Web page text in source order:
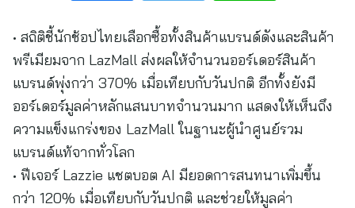
• สถิติชี้นักช้อปไทยเลือกซื้อทั้งสินค้าแบรนด์ดังและสินค้า
พรีเมียมจาก LazMall ส่งผลให้จำนวนออร์เดอร์สินค้า
แบรนด์พุ่งกว่า 370% เมื่อเทียบกับวันปกติ อีกทั้งยังมี
ออร์เดอร์มูลค่าหลักแสนบาทจำนวนมาก แสดงให้เห็นถึง
ความแข็งแกร่งของ LazMall ในฐานะผู้นำศูนย์รวม
แบรนด์แท้จากทั่วโลก
• ฟีเจอร์ Lazzie แชตบอต AI มียอดการสนทนาเพิ่มขึ้น
กว่า 120% เมื่อเทียบกับวันปกติ และช่วยให้มูลค่า